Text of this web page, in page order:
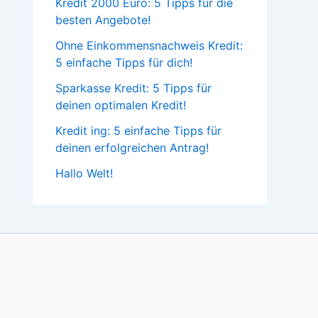
Kredit 2000 Euro: 5 Tipps für die
besten Angebote!
Ohne Einkommensnachweis Kredit:
5 einfache Tipps für dich!
Sparkasse Kredit: 5 Tipps für
deinen optimalen Kredit!
Kredit ing: 5 einfache Tipps für
deinen erfolgreichen Antrag!
Hallo Welt!